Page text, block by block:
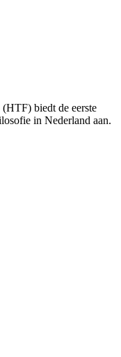
biedt de eerste
in Nederland aan.